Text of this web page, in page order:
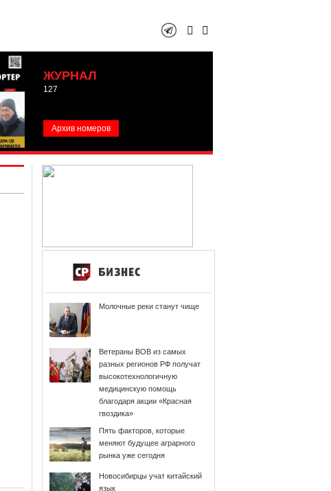
ЖУРНАЛ
127
Архив номеров
Молочные реки станут чище
Ветераны ВОВ из самых
разных регионов РФ получат
высокотехнологичную
медицинскую помощь
благодаря акции «Красная
гвоздика»
Пять факторов, которые
меняют будущее аграрного
рынка уже сегодня
Новосибирцы учат китайский
язык